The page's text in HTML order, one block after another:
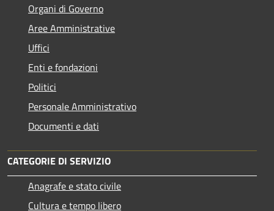
Organi di Governo
Aree Amministrative
Uffici
Enti e fondazioni
Politici
Personale Amministrativo
Documenti e dati
CATEGORIE DI SERVIZIO
Anagrafe e stato civile
Cultura e tempo libero